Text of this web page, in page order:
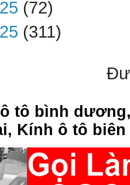
(72)
(311)
tô bình
Kính ô tô biên